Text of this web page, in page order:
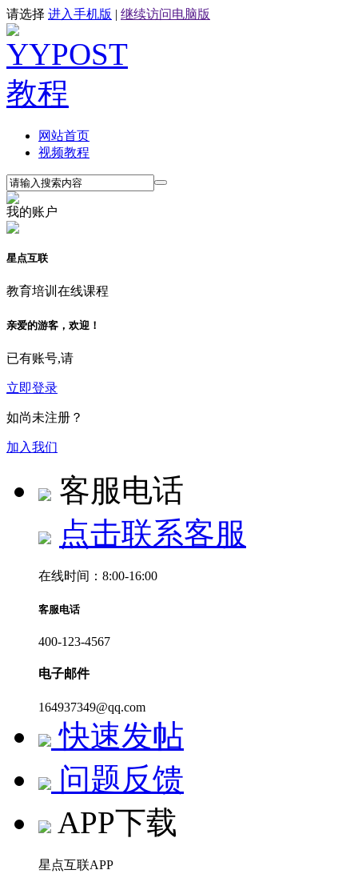
请选择 进入手机版 | 继续访问电脑版
网站首页
视频教程
我的账户
星点互联
教育培训在线课程
亲爱的游客，欢迎！
已有账号,请
立即登录
如尚未注册？
加入我们
客服电话
点击联系客服
在线时间：8:00-16:00
客服电话
400-123-4567
电子邮件
164937349@qq.com
快速发帖
问题反馈
APP下载
星点互联APP